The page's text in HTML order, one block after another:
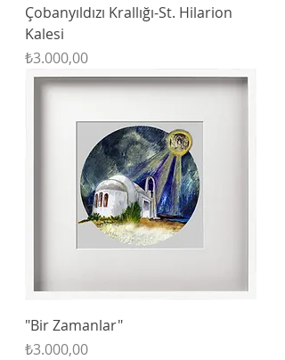
Çobanyıldızı Krallığı-St. Hilarion
Kalesi
Fiyat
₺3.000,00
"Bir Zamanlar"
Fiyat
₺3.000,00